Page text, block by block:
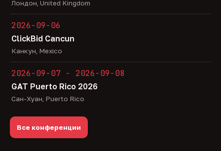
Лондон, United Kingdom
2026-09-06
ClickBid Cancun
Канкун, Mexico
2026-09-07 - 2026-09-08
GAT Puerto Rico 2026
Сан-Хуан, Puerto Rico
Все конференции